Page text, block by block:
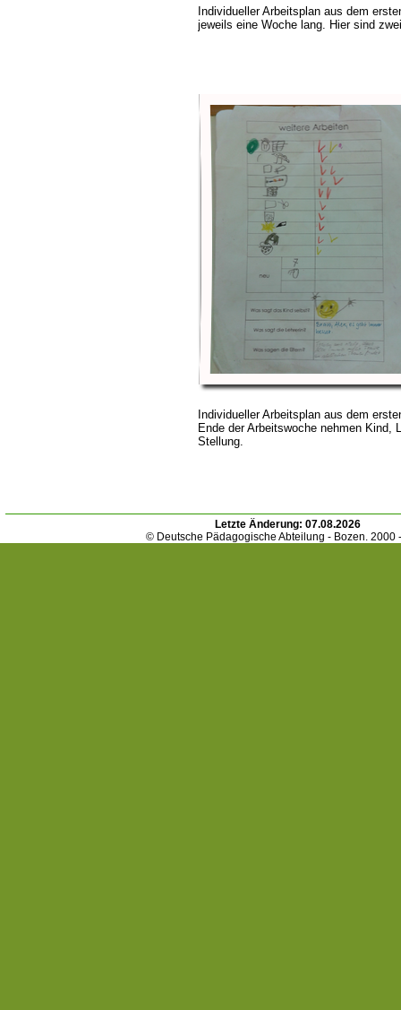
Individueller Arbeitsplan aus dem
jeweils eine Woche lang. Hier sind
Individueller Arbeitsplan aus dem
Ende der Arbeitswoche nehmen Kind,
Stellung.
Letzte Änderung: 07.08.2026
© Deutsche Pädagogische Abteilung - Bozen. 2000